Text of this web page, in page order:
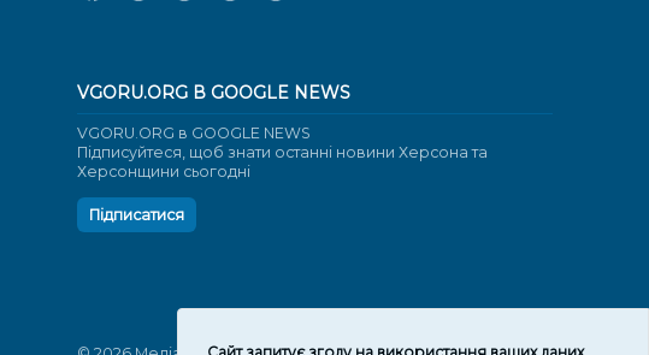
VGORU.ORG В GOOGLE NEWS
VGORU.ORG в GOOGLE NEWS
Підписуйтеся, щоб знати останні новини Херсона та
Херсонщини сьогодні
Підписатися